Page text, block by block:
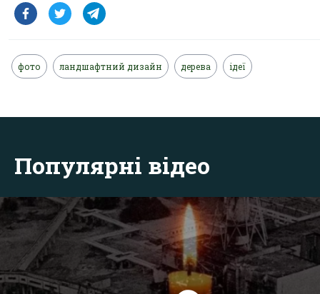
фото ландшафтний дизайн дерева ідеї
Популярні відео